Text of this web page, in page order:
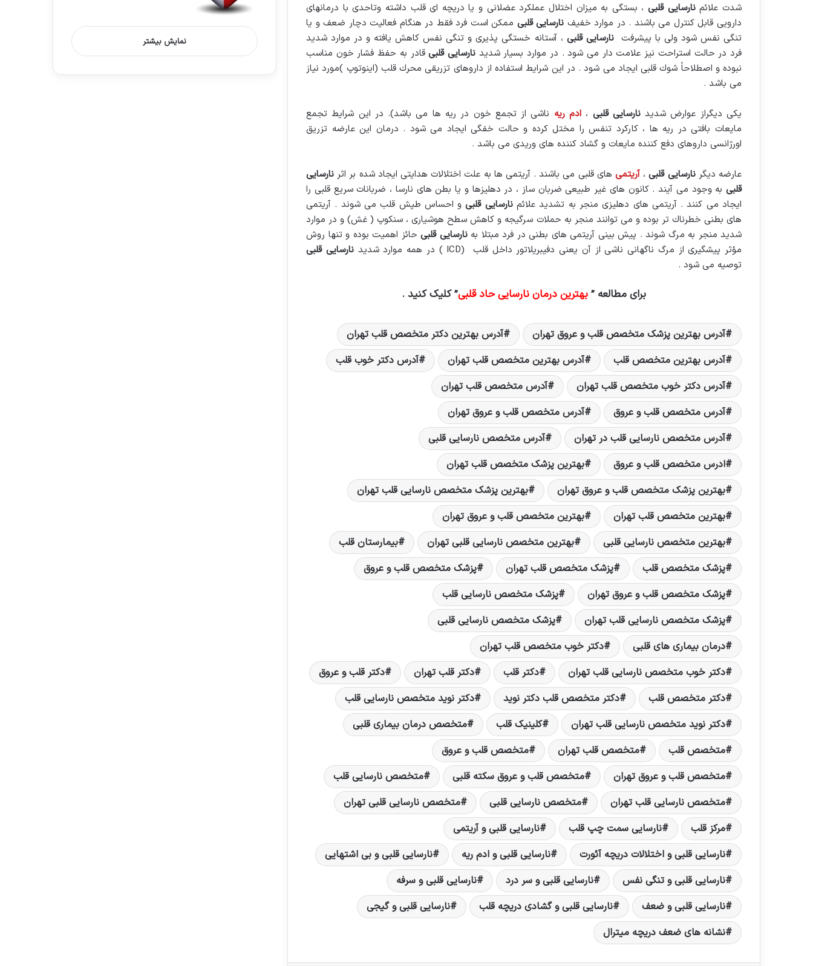
شدت علائمنارسایی قلبی، بستگی به میزان اختلال عملكرد عضلانی و یا دریچه ای ‏قلب داشته وتاحدی با درمانهای
دارویی قابل كنترل می باشند . در موارد خفیف نارسایی قلبی ممكن ‏است فرد فقط در هنگام فعالیت دچار ضعف و یا
تنگی نفس شود ولی با پیشرفت ‏ نارسایی قلبی ، آستانه خستگی پذیری و تنگی نفس كاهش یافته و در موارد شدید
فرد در ‏حالت استراحت نیز علامت دار می شود . در موارد بسیار شدید نارسایی قلبیقادر به حفظ فشار ‏خون مناسب
نبوده و اصطلاحاً شوك قلبی ایجاد می شود . در این شرایط استفاده از ‏داروهای تزریقی محرك قلب (اینوتوپ )مورد نیاز
می باشد . ‏
یكی دیگراز عوارض شدیدنارسایی قلبی ، ادم ریه ناشی از تجمع خون در ریه ها می ‏باشد). در این شرایط تجمع
مایعات بافتی در ریه ها ، كاركرد تنفس را مختل كرده و ‏حالت خفگی ایجاد می شود . درمان این عارضه تزریق
اورژانسی داروهای دفع كننده ‏مایعات و گشاد كننده های وریدی می باشد . ‏
عارضه دیگرنارسایی قلبی، آریتمیهای قلبی می باشند . آریتمی ها به علت ‏اختلالات هدایتی ایجاد شده بر اثر نارسایی
قلبی به وجود می آیند . كانون های غیر ‏طبیعی ضربان ساز ، در دهلیزها و یا بطن های نارسا ، ضربانات سریع قلبی را
ایجاد می ‏كنند . آریتمی های دهلیزی منجر به تشدید علائمنارسایی قلبیو احساس طپش قلب می ‏شوند . آریتمی
های بطنی خطرناك تر بوده و می توانند منجر به حملات سرگیجه و ‏كاهش سطح هوشیاری ، سنكوپ ( غش) و در موارد
شدید منجر به مرگ شوند . پیش ‏بینی آریتمی های بطنی در فرد مبتلا بهنارسایی قلبی حائز اهمیت بوده و تنها روش
مؤثر ‏پیشگیری از مرگ ناگهانی ناشی از آن یعنی دفیبریلاتور داخل قلب (‏ICD‏ ) در همه ‏موارد شدید
نارسایی قلبی
توصیه می شود .‏
برای مطالعه ”بهترین درمان نارسایی حاد قلبی” کلیک کنید .
آدرس بهترین پزشک متخصص قلب و عروق تهران
آدرس بهترین دکتر متخصص قلب تهران
آدرس بهترین متخصص قلب
آدرس بهترین متخصص قلب تهران
آدرس دکتر خوب قلب
آدرس دکتر خوب متخصص قلب تهران
آدرس متخصص قلب تهران
آدرس متخصص قلب و عروق
آدرس متخصص قلب و عروق تهران
آدرس متخصص نارسایی قلب در تهران
آدرس متخصص نارسایی قلبی
ادرس متخصص قلب و عروق
بهترین پزشک متخصص قلب تهران
بهترین پزشک متخصص قلب و عروق تهران
بهترین پزشک متخصص نارسایی قلب تهران
بهترین متخصص قلب تهران
بهترین متخصص قلب و عروق تهران
بهترین متخصص نارسایی قلبی
بهترین متخصص نارسایی قلبی تهران
بیمارستان قلب
پزشک متخصص قلب
پزشک متخصص قلب تهران
پزشک متخصص قلب و عروق
پزشک متخصص قلب و عروق تهران
پزشک متخصص نارسایی قلب
پزشک متخصص نارسایی قلب تهران
پزشک متخصص نارسایی قلبی
درمان بیماری های قلبی
دکتر خوب متخصص قلب تهران
دکتر خوب متخصص نارسایی قلب تهران
دکتر قلب دکتر قلب تهران
دکتر قلب و عروق
دکتر متخصص قلب
دکتر متخصص قلب دکتر نوید
دکتر نوید متخصص نارسایی قلب
دکتر نوید متخصص نارسایی قلب تهران
کلینیک قلب
متخصص درمان بیماری قلبی
متخصص قلب
متخصص قلب تهران
متخصص قلب و عروق
متخصص قلب و عروق تهران
متخصص قلب و عروق سکته قلبی
متخصص نارسایی قلب
متخصص نارسایی قلب تهران
متخصص نارسایی قلبی
متخصص نارسایی قلبی تهران
مرکز قلب
نارسایی سمت چپ قلب
نارسایی قلبی و آریتمی
نارسایی قلبی و اختلالات دریچه آئورت
نارسایی قلبی و ادم ریه
نارسایی قلبی و بی اشتهایی
نارسایی قلبی و تنگی نفس
نارسایی قلبی و سر درد
نارسایی قلبی و سرفه
نارسایی قلبی و ضعف
نارسایی قلبی و گشادی دریچه قلب
نارسایی قلبی و گیجی
نشانه های ضعف دریچه میترال
نمایش بیشتر